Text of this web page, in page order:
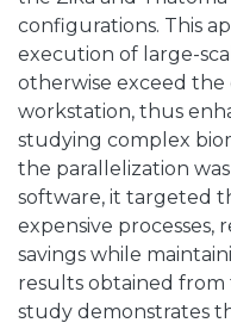
configurations. This
execution of large-
otherwise exceed the
workstation, thus
studying complex
the parallelization
software, it targeted
expensive processes,
savings while
results obtained from
study demonstrates